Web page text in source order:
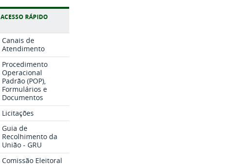
ACESSO RÁPIDO
Canais de
Atendimento
Procedimento
Operacional
Padrão (POP),
Formulários e
Documentos
Licitações
Guia de
Recolhimento da
União - GRU
Comissão Eleitoral